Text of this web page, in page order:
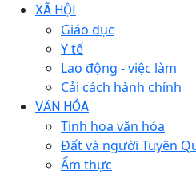
XÃ HỘI
Giáo dục
Y tế
Lao động - việc làm
Cải cách hành chính
VĂN HÓA
Tinh hoa văn hóa
Đất và người Tuyên
Ẩm thực